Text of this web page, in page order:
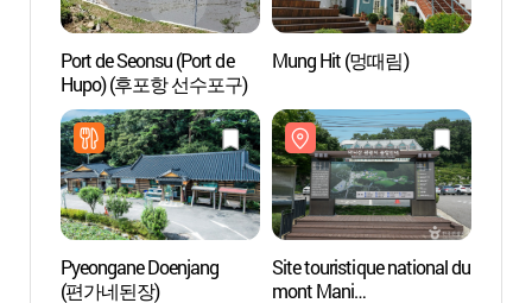
Port de Seonsu (Port de
Hupo) (후포항 선수포구)
Mung Hit (멍때림)
Pyeongane Doenjang
(편가네된장)
Site touristique national du
mont Mani